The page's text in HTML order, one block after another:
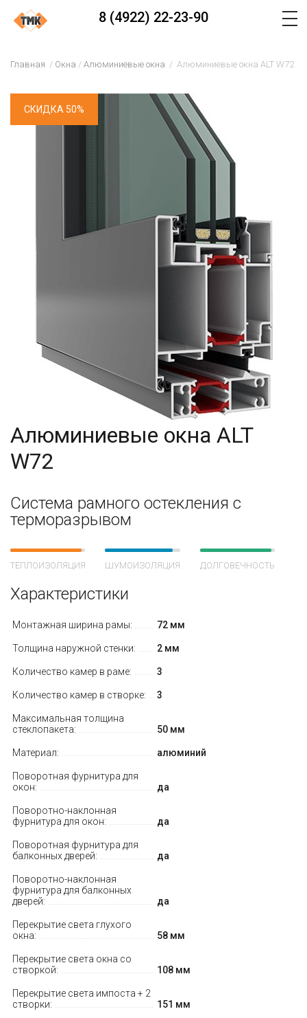
8 (4922) 22-23-90
Главная Окна Алюминиевые окна Алюминиевые окна ALT W72
СКИДКА 50%
Алюминиевые окна ALT
W72
Система рамного остекления с
терморазрывом
ТЕПЛОИЗОЛЯЦИЯ ШУМОИЗОЛЯЦИЯ ДОЛГОВЕЧНОСТЬ
Характеристики
Монтажная ширина рамы: 72 мм
Толщина наружной стенки: 2 мм
Количество камер в раме: 3
Количество камер в створке: 3
Максимальная толщина
стеклопакета:
50 мм
Материал: алюминий
Поворотная фурнитура для
окон:
да
Поворотно-наклонная
фурнитура для окон:
да
Поворотная фурнитура для
балконных дверей:
да
Поворотно-наклонная
фурнитура для балконных
дверей:
да
Перекрытие света глухого
окна:
58 мм
Перекрытие света окна со
створкой:
108 мм
Перекрытие света импоста + 2
створки:
151 мм